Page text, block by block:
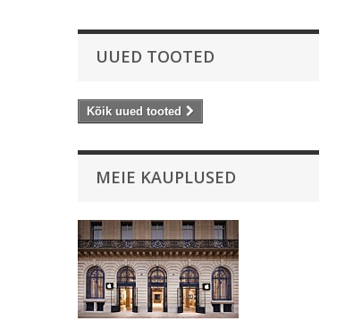
UUED TOOTED
Kõik uued tooted
MEIE KAUPLUSED